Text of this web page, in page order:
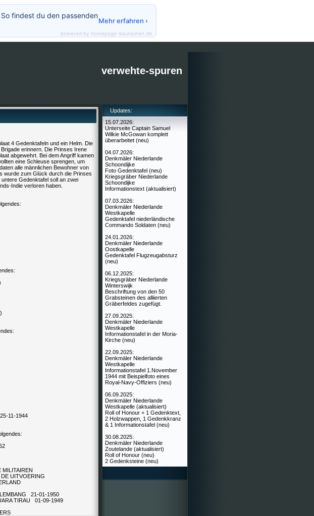
verwehte-spuren
4 Gedenktafeln und ein Helm. Die
erinnern. Die Prinses Irene
abgewehrt. Bei dem Angriff kamen
eine Schleuse sprengen, um
alle männlichen Bewohner von
wurde zum Glück durch die Prinses
Gedenktafel soll an zwei
Indie verloren haben.
11-1944
MILITAIREN
UITVOERING
21-01-1950
TIRAU 01-09-1949
Updates:
15.07.2026:
Unterseite Captain Samuel
Wilkie McGowan komplett
überarbeitet (neu)
04.07.2026:
Denkmäler Niederlande
Schoondijke
Foto Gedenktafel (neu)
Kriegsgräber Niederlande
Schoondijke
Informationstext (aktualisiert)
07.03.2026:
Denkmäler Niederlande
Westkapelle
Gedenktafel niederländische
Commando Soldaten (neu)
24.01.2026:
Denkmäler Niederlande
Oostkapelle
Gedenktafel Flugzeugabsturz
(neu)
06.12.2025:
Kriegsgräber Niederlande
Winterswijk
Beschriftung von den 50
Grabsteinen des alliierten
Gräberfeldes zugefügt.
27.09.2025:
Denkmäler Niederlande
Westkapelle
Informationstafel in der Moria-
Kirche (neu)
22.09.2025:
Denkmäler Niederlande
Westkapelle
Informationstafel 1.November
1944 mit Beispielfoto eines
Royal-Navy-Offiziers (neu)
06.09.2025:
Denkmäler Niederlande
Westkapelle (aktualisiert)
Roll of Honour + 1 Gedenktext,
2 Holzwappen, 1 Gedenkkranz
& 1 Informationstafel (neu)
30.08.2025:
Denkmäler Niederlande
Zoutelande (aktualisiert)
Roll of Honour (neu)
2 Gedenksteine (neu)
findest du den passenden
Mehr erfahren ›
powered by homepage-baukasten.de